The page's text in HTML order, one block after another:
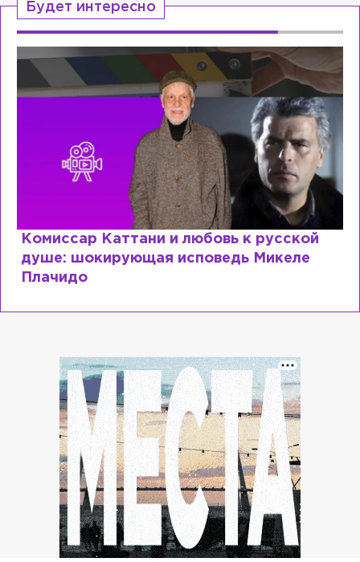
Будет интересно
Специалист с напрасным дипломом:
почему мир разочаровался в высшем
образовании?